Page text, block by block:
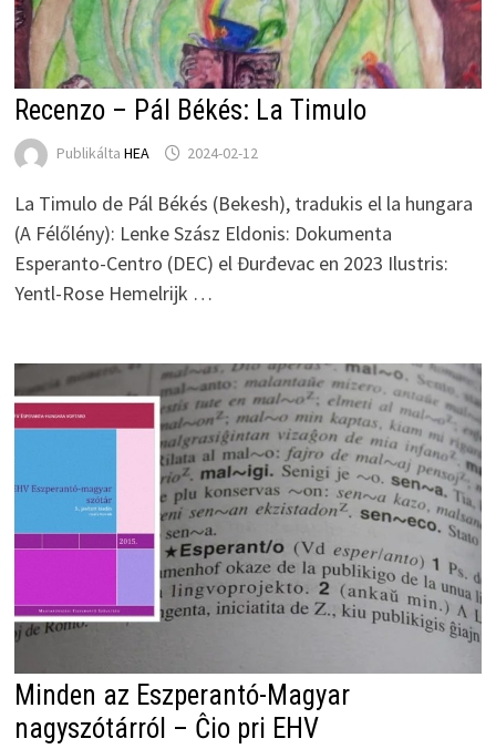
Recenzo – Pál Békés: La Timulo
Publikálta HEA 2024-02-12
La Timulo de Pál Békés (Bekesh), tradukis el la hungara
(A Félőlény): Lenke Szász Eldonis: Dokumenta
Esperanto-Centro (DEC) el Đurđevac en 2023 Ilustris:
Yentl-Rose Hemelrijk …
Minden az Eszperantó-Magyar
nagyszótárról – Ĉio pri EHV